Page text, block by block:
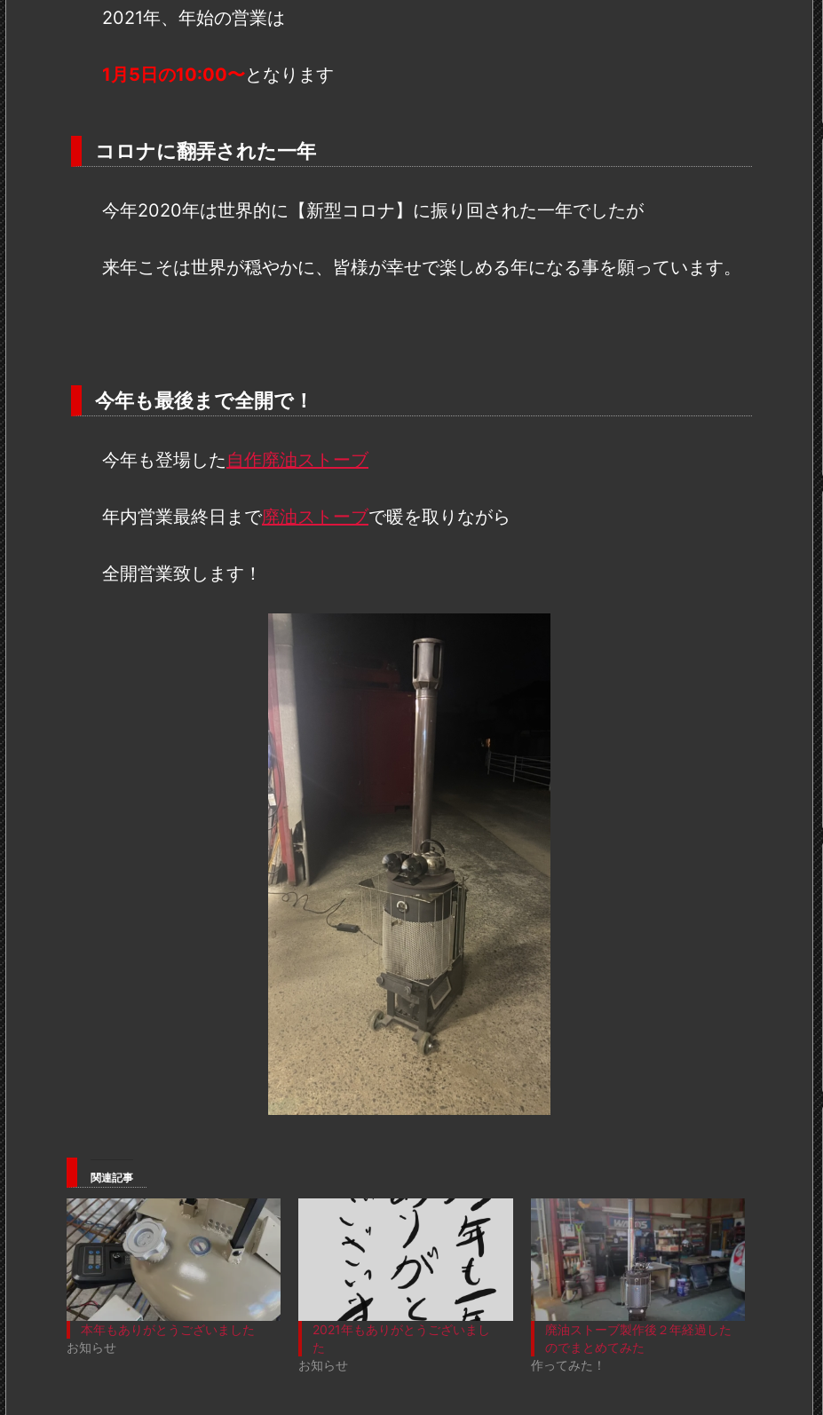
2021年、年始の営業は
1月5日の10:00〜となります
コロナに翻弄された一年
今年2020年は世界的に【新型コロナ】に振り回された一年でしたが
来年こそは世界が穏やかに、皆様が幸せで楽しめる年になる事を願っています。
今年も最後まで全開で！
今年も登場した自作廃油ストーブ
年内営業最終日まで廃油ストーブで暖を取りながら
全開営業致します！
関連記事
本年もありがとうございました
お知らせ
2021年もありがとうございまし
た
お知らせ
廃油ストーブ製作後２年経過した
のでまとめてみた
作ってみた！